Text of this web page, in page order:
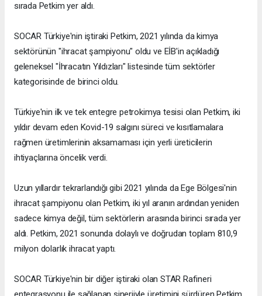
sırada Petkim yer aldı.
SOCAR Türkiye'nin iştiraki Petkim, 2021 yılında da kimya
sektörünün "ihracat şampiyonu" oldu ve EİB'in açıkladığı
geleneksel "İhracatın Yıldızları" listesinde tüm sektörler
kategorisinde de birinci oldu.
Türkiye'nin ilk ve tek entegre petrokimya tesisi olan Petkim, iki
yıldır devam eden Kovid-19 salgını süreci ve kısıtlamalara
rağmen üretimlerinin aksamaması için yerli üreticilerin
ihtiyaçlarına öncelik verdi.
Uzun yıllardır tekrarlandığı gibi 2021 yılında da Ege Bölgesi'nin
ihracat şampiyonu olan Petkim, iki yıl aranın ardından yeniden
sadece kimya değil, tüm sektörlerin arasında birinci sırada yer
aldı. Petkim, 2021 sonunda dolaylı ve doğrudan toplam 810,9
milyon dolarlık ihracat yaptı.
SOCAR Türkiye'nin bir diğer iştiraki olan STAR Rafineri